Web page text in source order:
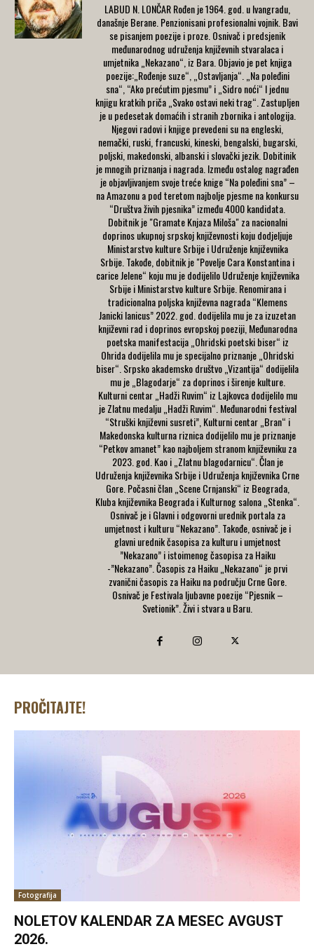
LABUD N. LONČAR Rođen je 1964. god. u Ivangradu,
današnje Berane. Penzionisani profesionalni vojnik. Bavi
se pisanjem poezije i proze. Osnivač i predsjenik
međunarodnog udruženja književnih stvaralaca i
umjetnika „Nekazano“, iz Bara. Objavio je pet knjiga
poezije:„Rođenje suze“, „Ostavljanja“. „Na poleđini
sna“, “Ako prećutim pjesmu” i „Sidro noći“ I jednu
knjigu kratkih priča „Svako ostavi neki trag“. Zastupljen
je u pedesetak domaćih i stranih zbornika i antologija.
Njegovi radovi i knjige prevedeni su na engleski,
nemački, ruski, francuski, kineski, bengalski, bugarski,
poljski, makedonski, albanski i slovački jezik. Dobitinik
je mnogih priznanja i nagrada. Između ostalog nagrađen
je objavljivanjem svoje treće knige “Na poleđini sna” –
na Amazonu a pod teretom najbolje pjesme na konkursu
“Društva živih pjesnika” između 4000 kandidata.
Dobitnik je "Gramate Knjaza Miloša" za nacionalni
doprinos ukupnoj srpskoj književnosti koju dodjeljuje
Ministarstvo kulture Srbije i Udruženje književnika
Srbije. Takođe, dobitnik je "Povelje Cara Konstantina i
carice Jelene“ koju mu je dodijelilo Udruženje književnika
Srbije i Ministarstvo kulture Srbije. Renomirana i
tradicionalna poljska književna nagrada “Klemens
Janicki Ianicus” 2022. god. dodijelila mu je za izuzetan
književni rad i doprinos evropskoj poeziji, Međunarodna
poetska manifestacija „Ohridski poetski biser“ iz
Ohrida dodijelila mu je specijalno priznanje „Ohridski
biser“. Srpsko akademsko društvo „Vizantija“ dodijelila
mu je „Blagodarje“ za doprinos i širenje kulture.
Kulturni centar „Hadži Ruvim“ iz Lajkovca dodijelilo mu
je Zlatnu medalju „Hadži Ruvim“. Međunarodni festival
“Struški književni susreti”, Kulturni centar „Bran“ i
Makedonska kulturna riznica dodijelilo mu je priznanje
“Petkov amanet” kao najboljem stranom književniku za
2023. god. Kao i „Zlatnu blagodarnicu“. Član je
Udruženja književnika Srbije i Udruženja književnika Crne
Gore. Počasni član „Scene Crnjanski“ iz Beograda,
Kluba književnika Beograda i Kulturnog salona „Stenka“.
Osnivač je i Glavni i odgovorni urednik portala za
umjetnost i kulturu “Nekazano”. Takođe, osnivač je i
glavni urednik časopisa za kulturu i umjetnost
”Nekazano” i istoimenog časopisa za Haiku
-”Nekazano”. Časopis za Haiku „Nekazano“ je prvi
zvanični časopis za Haiku na području Crne Gore.
Osnivač je Festivala ljubavne poezije “Pjesnik –
Svetionik”. Živi i stvara u Baru.
PROČITAJTE!
Fotografija
NOLETOV KALENDAR ZA MESEC AVGUST
2026.